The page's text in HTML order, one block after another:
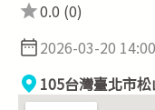
2026-03-20
105台灣臺北市